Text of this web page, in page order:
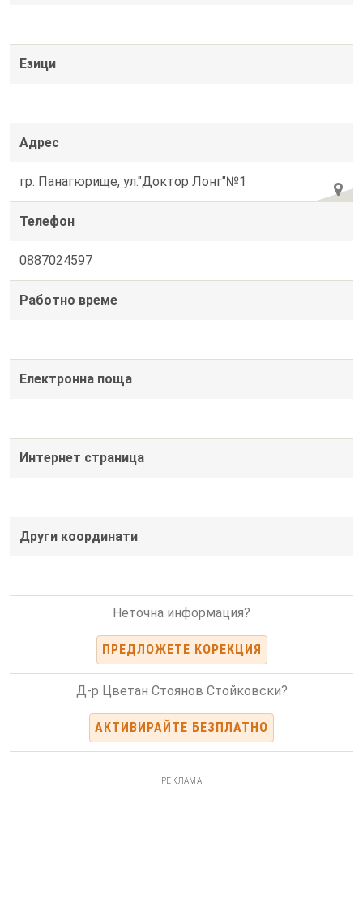
Езици
Адрес
гр. Панагюрище, ул."Доктор Лонг"№1
Телефон
0887024597
Работно време
Електронна поща
Интернет страница
Други координати
Неточна информация?
ПРЕДЛОЖЕТЕ КОРЕКЦИЯ
Д-р Цветан Стоянов Стойковски?
АКТИВИРАЙТЕ БЕЗПЛАТНО
РЕКЛАМА